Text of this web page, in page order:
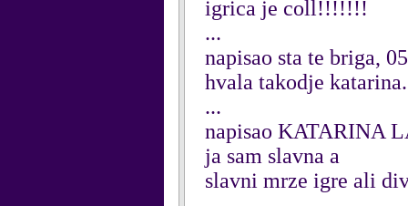
igrica je coll!!!!!!!
...
napisao sta te briga,
hvala takodje
...
napisao KATARINA
ja sam slavna a
slavni mrze igre ali